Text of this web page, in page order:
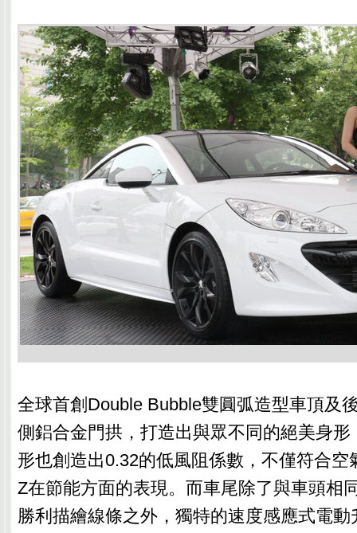
全球首創Double Bubble雙圓弧造型車頂及
側鋁合金門拱，打造出與眾不同的絕美身
形也創造出0.32的低風阻係數，不僅符合空
Z在節能方面的表現。而車尾除了與車頭相
勝利描繪線條之外，獨特的速度感應式電